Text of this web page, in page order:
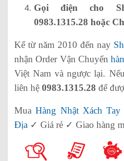
Gọi điện cho
0983.1315.28 hoặc
Kể từ năm 2010 đến nay
nhận Order Vận Chuyển
Việt Nam và ngược lại.
liên hệ 0983.1315.28 để
MuaHàng Nhật Xách Tay
Địa ✓ Giá rẻ ✓ Giao hàng